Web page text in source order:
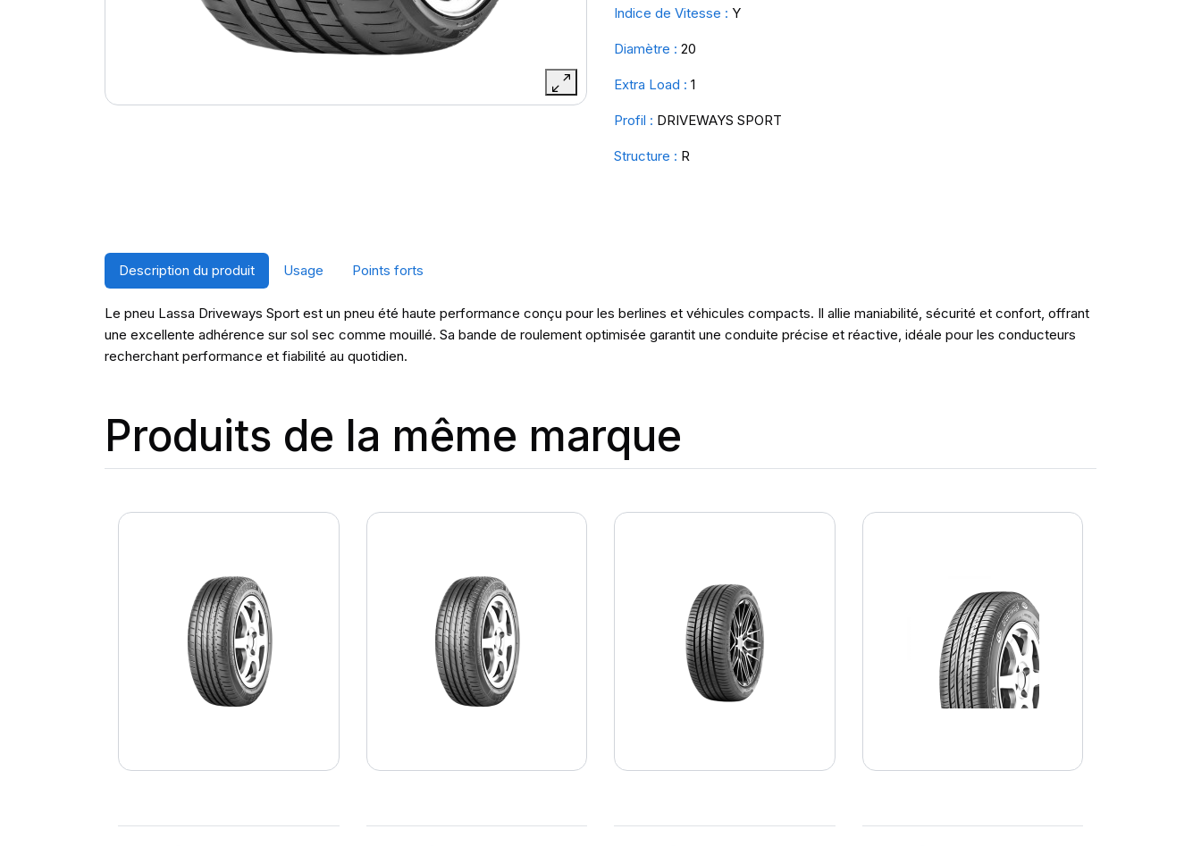
Indice de Vitesse : Y
Diamètre : 20
Extra Load : 1
Profil : DRIVEWAYS SPORT
Structure : R
Description du produit Usage Points forts
Le pneu Lassa Driveways Sport est un pneu été haute performance conçu pour les berlines et véhicules compacts. Il allie maniabilité, sécurité et confort, offrant
une excellente adhérence sur sol sec comme mouillé. Sa bande de roulement optimisée garantit une conduite précise et réactive, idéale pour les conducteurs
recherchant performance et fiabilité au quotidien.
Produits de la même marque